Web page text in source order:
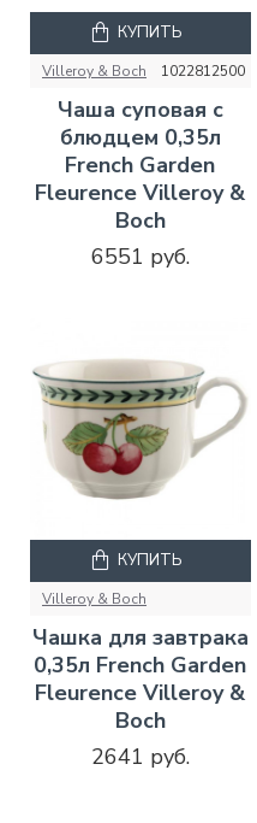
Villeroy & Boch 1022812500
Чаша суповая с
блюдцем 0,35л
French Garden
Fleurence Villeroy &
Boch
6551 руб.
КУПИТЬ
Villeroy & Boch
Чашка для завтрака
0,35л French Garden
Fleurence Villeroy &
Boch
2641 руб.
КУПИТЬ